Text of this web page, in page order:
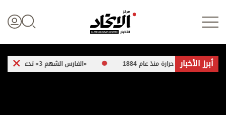
أبرز الأخبار
حرارة منذ عام 1884 «الفارس الشهم 3» تدعم أهالي غزة بـ 5 مبادرات إنسانية